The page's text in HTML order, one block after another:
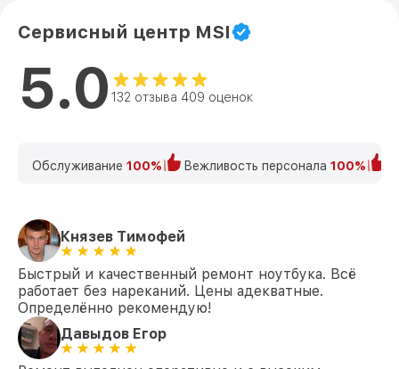
Сервисный центр MSI
5.0 132 отзыва 409 оценок
Обслуживание 100% Вежливость персонала 100%
Князев Тимофей
Быстрый и качественный ремонт ноутбука. Всё
работает без нареканий. Цены адекватные.
Определённо рекомендую!
Давыдов Егор